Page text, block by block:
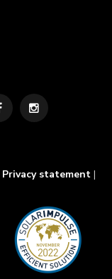
Privacy statement |